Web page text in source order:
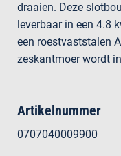
draaien. Deze
leverbaar in een 4.8
een roestvaststalen
zeskantmoer wordt
Artikelnummer
0707040009900